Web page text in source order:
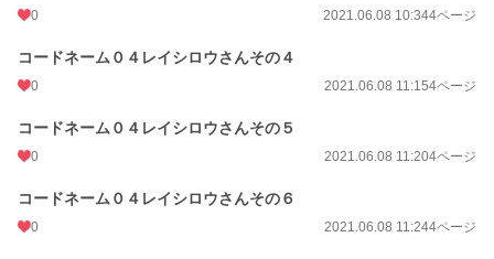
0 2021.06.08 10:344ページ
コードネーム０４レイシロウさんその４
0 2021.06.08 11:154ページ
コードネーム０４レイシロウさんその５
0 2021.06.08 11:204ページ
コードネーム０４レイシロウさんその６
0 2021.06.08 11:244ページ